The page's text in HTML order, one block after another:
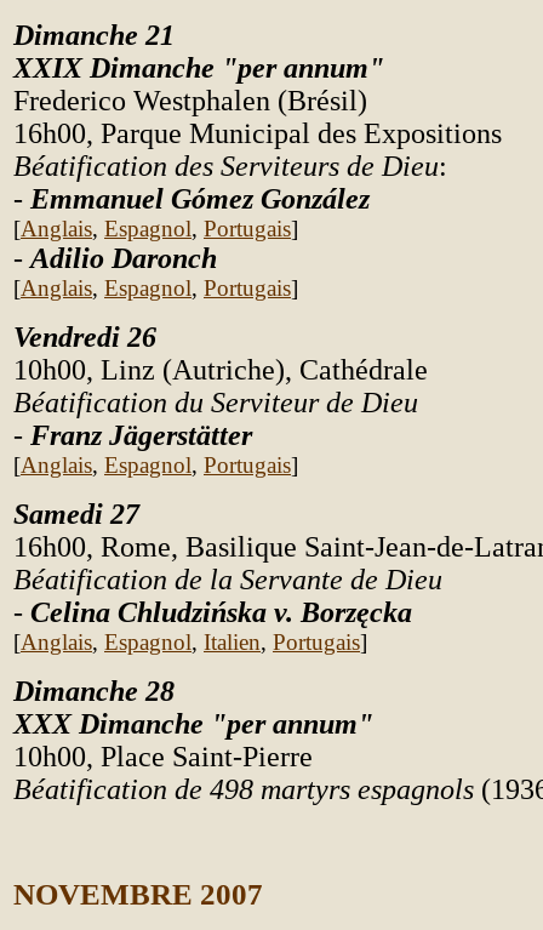
Dimanche 21
XXIX Dimanche "per annum"
Frederico Westphalen (Brésil)
16h00, Parque Municipal des Expositions
Béatification des Serviteurs de Dieu:
- Emmanuel Gómez González
[Anglais, Espagnol, Portugais]
- Adilio Daronch
[Anglais, Espagnol, Portugais]
Vendredi 26
10h00, Linz (Autriche), Cathédrale
Béatification du Serviteur de Dieu
- Franz Jägerstätter
[Anglais, Espagnol, Portugais]
Samedi 27
16h00, Rome, Basilique Saint-Jean-de-
Béatification de la Servante de Dieu
- Celina Chludzińska v. Borzęcka
[Anglais, Espagnol, Italien, Portugais]
Dimanche 28
XXX Dimanche "per annum"
10h00, Place Saint-Pierre
Béatification de 498 martyrs espagnols
NOVEMBRE 2007